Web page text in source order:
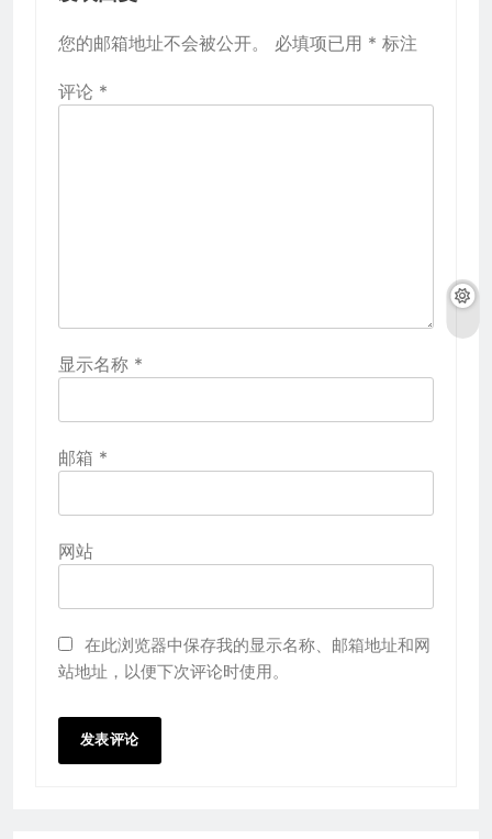
您的邮箱地址不会被公开。 必填项已用 * 标注
评论 *
显示名称 *
邮箱 *
网站
在此浏览器中保存我的显示名称、邮箱地址和网
站地址，以便下次评论时使用。